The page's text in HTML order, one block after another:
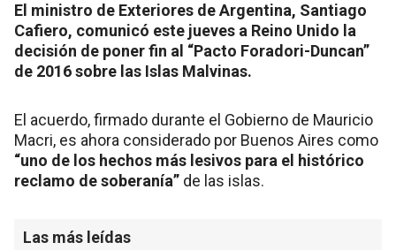
El ministro de Exteriores de Argentina, Santiago
Cafiero, comunicó este jueves a Reino Unido la
decisión de poner fin al “Pacto Foradori-Duncan”
de 2016 sobre las Islas Malvinas.
El acuerdo, firmado durante el Gobierno de Mauricio
Macri, es ahora considerado por Buenos Aires como
“uno de los hechos más lesivos para el histórico
reclamo de soberanía” de las islas.
Las más leídas